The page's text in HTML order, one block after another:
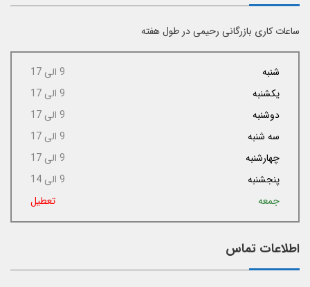
ساعات کاری بازرگانی رحیمی در طول هفته
شنبه
9 الی 17
یکشنبه
9 الی 17
دوشنبه
9 الی 17
سه شنبه
9 الی 17
چهارشنبه
9 الی 17
پنجشنبه
9 الی 14
جمعه
تعطیل
اطلاعات تماس